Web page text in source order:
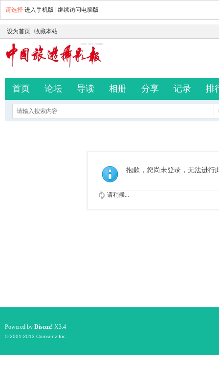
请选择 进入手机版 继续访问电脑版
设为首页 收藏本站
首页 论坛 导读 相册 分享 记录 排
抱歉，您尚未登录，无法进行
请稍候...
Powered by Discuz! X3.4
© 2001-2013 Comsenz Inc.